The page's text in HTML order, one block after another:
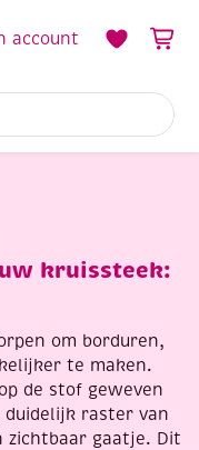
account
kruissteek:
om borduren,
te maken.
de stof geweven
duidelijk raster van
zichtbaar gaatje. Dit